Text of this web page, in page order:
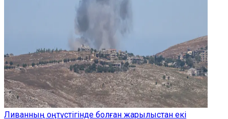
Ливанның оңтүстігінде болған жарылыстан екі